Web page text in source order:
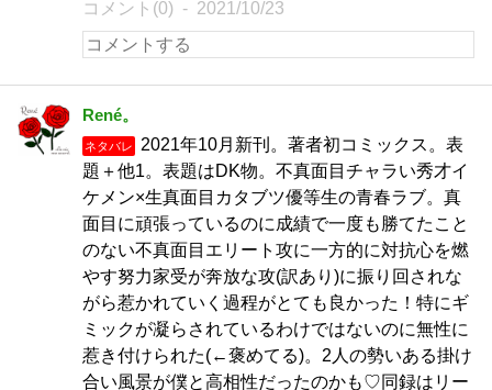
コメント(0) 2021/10/23
René。
ネタバレ
2021年10月新刊。著者初コミックス。表
題＋他1。表題はDK物。不真面目チャラい秀才イ
ケメン×生真面目カタブツ優等生の青春ラブ。真
面目に頑張っているのに成績で一度も勝てたこと
のない不真面目エリート攻に一方的に対抗心を燃
やす努力家受が奔放な攻(訳あり)に振り回されな
がら惹かれていく過程がとても良かった！特にギ
ミックが凝らされているわけではないのに無性に
惹き付けられた(←褒めてる)。2人の勢いある掛け
合い風景が僕と高相性だったのかも♡同録はリー